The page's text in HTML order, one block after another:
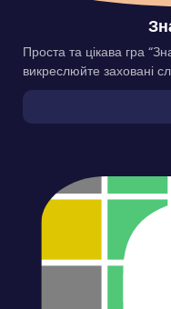
Проста та цікава гра
викреслюйте заховані